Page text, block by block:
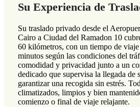
Su Experiencia de
Su traslado privado desde el
Cairo a Ciudad del Ramadon 10
60 kilómetros, con un tiempo de
minutos según las condiciones del
comodidad y privacidad junto a un
dedicado que supervisa la llegada de
garantizar una recogida sin estrés.
climatizados, limpios y bien
comienzo o final de viaje relajante.